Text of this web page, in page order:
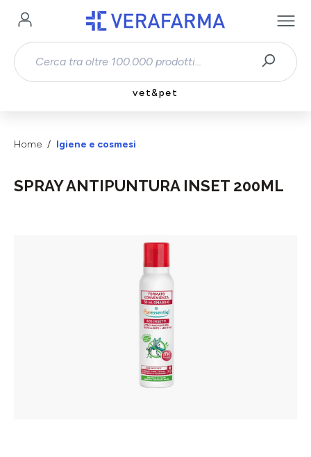
Passa al contenuto principale
vet&pet
Home Igiene e cosmesi
SPRAY ANTIPUNTURA INSET 200ML